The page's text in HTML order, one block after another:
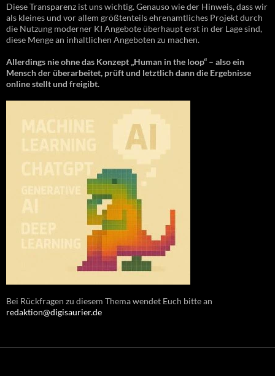
Diese Transparenz ist uns wichtig. Genauso wie der Hinweis, dass wir
als kleines und vor allem größtenteils ehrenamtliches Projekt durch
die Nutzung moderner KI Angebote überhaupt erst in der Lage sind,
diese Menge an inhaltlichen Angeboten zu machen.
Allerdings nie ohne das Konzept „Human in the loop“ – also ein
Mensch der überarbeitet, prüft und letztlich dann die Ergebnisse
online stellt und freigibt.
Bei Rückfragen zu diesem Thema wendet Euch bitte an
redaktion@digisaurier.de